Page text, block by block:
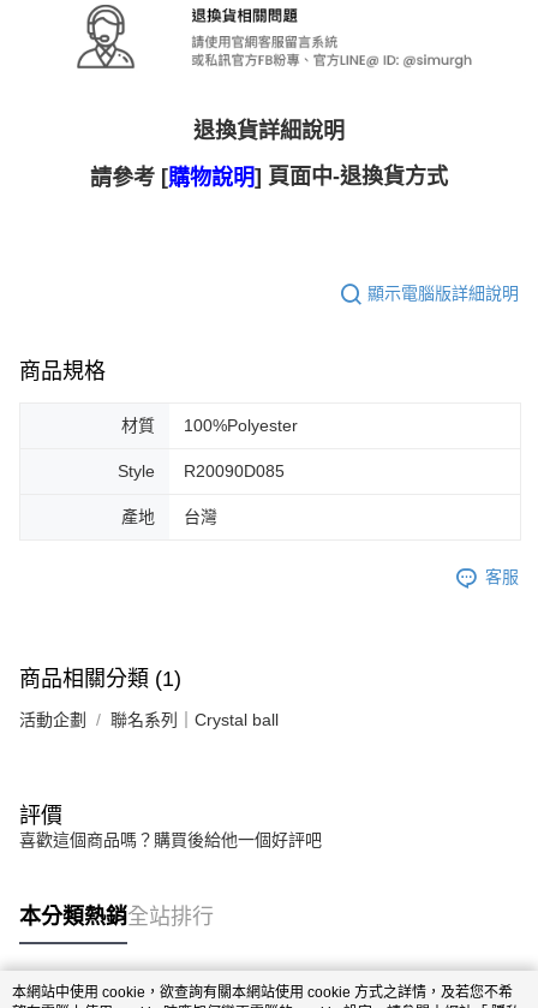
退換貨詳細說明
請參考 [購物說明] 頁面中-退換貨方式
顯示電腦版詳細說明
商品規格
材質 100%Polyester
Style R20090D085
產地 台灣
客服
商品相關分類 (1)
活動企劃 聯名系列｜Crystal ball
評價
喜歡這個商品嗎？購買後給他一個好評吧
本分類熱銷全站排行
本網站中使用 cookie，欲查詢有關本網站使用 cookie 方式之詳情，及若您不希